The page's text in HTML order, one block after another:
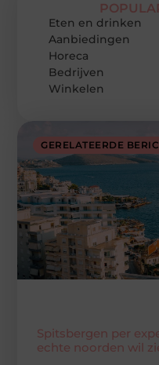
GERELATEERDE
Spitsbergen per
echte noorden wil
Eten en drinken
Aanbiedingen
Horeca
Bedrijven
Winkelen